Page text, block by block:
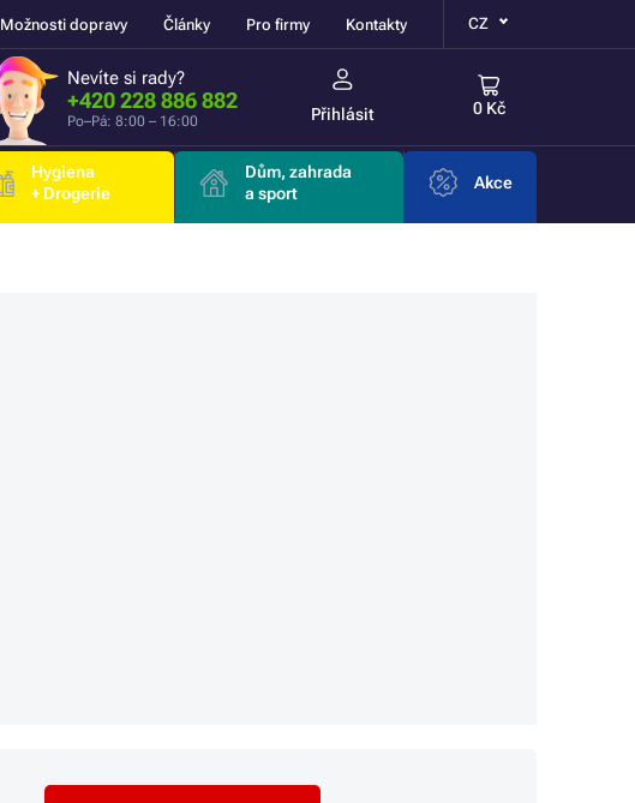
Možnosti dopravy Články Pro firmy Kontakty CZ
Nevíte si rady?
+420 228 886 882
Po–Pá: 8:00 – 16:00 Přihlásit 0 Kč
Hygiena
+ Drogerie
Dům, zahrada
a sport
Akce